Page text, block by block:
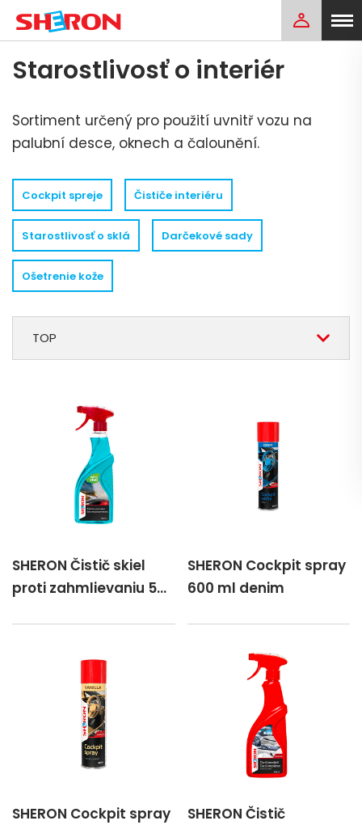
Starostlivosť o interiér
TOP
Sortiment určený pro použití uvnitř vozu na
palubní desce, oknech a čalounění.
Cockpit spreje Čističe interiéru
Starostlivosť o sklá Darčekové sady
Ošetrenie kože
SHERON Čistič skiel
proti zahmlievaniu 500
SHERON Cockpit spray
600 ml denim
SHERON Cockpit spray
SHERON Čistič